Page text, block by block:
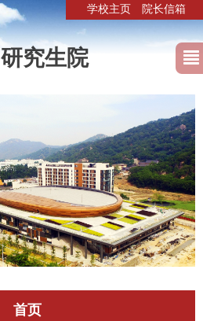
学校主页 院长信箱
研究生院
首页